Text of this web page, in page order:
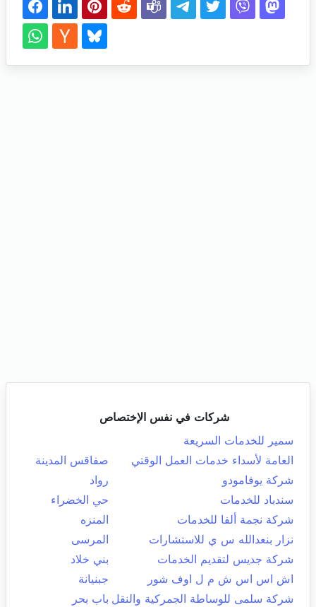
شركات في نفس الإختصاص
سمير للخدمات السريعة
العامة لأسداء خدمات العمل الوقتي
صفاقس المدينة
شركة يوفامودو
رواد
سندباد للخدمات
حي الخضراء
شركة نجمة ألفا للخدمات
المنزه
نزار بنعدالله س ي للاستشارات
المرسى
شركة جديس لتقديم الخدمات
بني خلاد
اش اس اس ش م ل اوف شور
جبنيانة
شركة سلمى للوساطة الجمركية والنقل باب بحر